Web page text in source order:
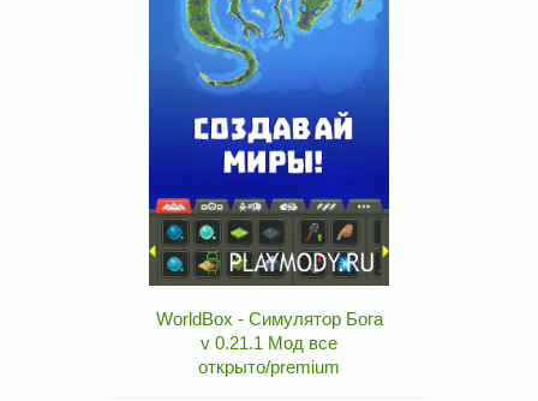
WorldBox - Симулятор Бога
v 0.21.1 Мод все
открыто/premium